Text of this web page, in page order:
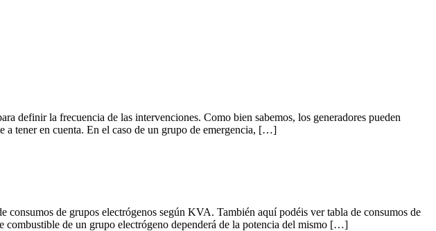
definir la frecuencia de las intervenciones. Como bien sabemos, los generadores pueden
a tener en cuenta. En el caso de un grupo de emergencia, […]
de grupos electrógenos según KVA. También aquí podéis ver tabla de consumos de
de un grupo electrógeno dependerá de la potencia del mismo […]